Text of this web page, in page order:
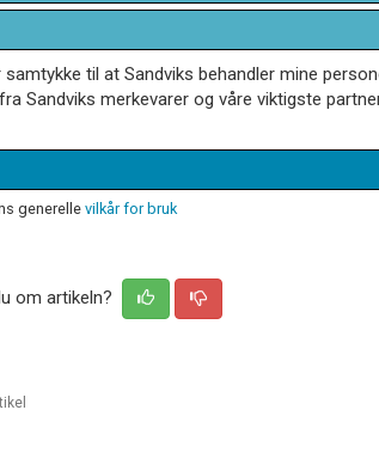
samtykke til at Sandviks behandler mine
Sandviks merkevarer og våre viktigste
generellevilkår for bruk
om artikeln?